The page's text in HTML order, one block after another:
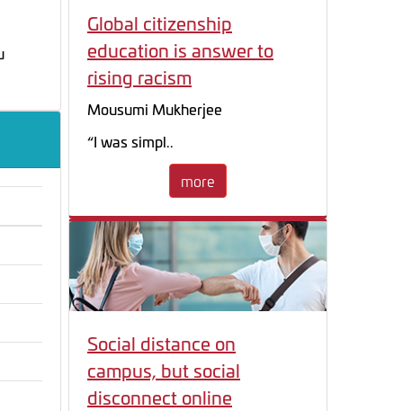
Global citizenship
education is answer to
rising racism
Mousumi Mukherjee
“I was simpl..
more
Social distance on
campus, but social
disconnect online